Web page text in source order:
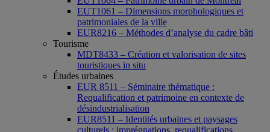
EUT1061 – Dimensions morphologiques et
patrimoniales de la ville
EUR8216 – Méthodes d’analyse du cadre bâti
Tourisme
MDT8433 – Création et valorisation de sites
touristiques in situ
Études urbaines
EUR 8511 – Séminaire thématique :
Requalification et patrimoine en contexte de
désindustrialisation
EUR8511 – Identités urbaines et paysages